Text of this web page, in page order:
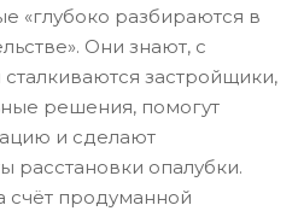
«глубоко разбираются в
Они знают, с
застройщики,
решения, помогут
и сделают
расстановки опалубки.
счёт продуманной